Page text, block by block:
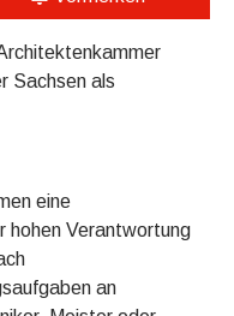
Sachsen als
eine
hohen Verantwortung
an